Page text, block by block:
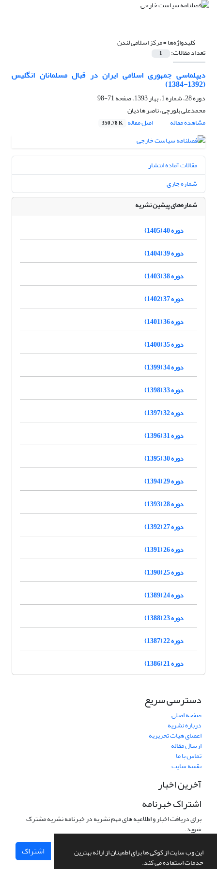
این وب سایت از کوکی ها برای اطمینان از ارائه بهترین
خدمات استفاده می کند.
کلیدواژه‌ها =مرکز اسلامی لندن
تعداد مقالات: 1
دیپلماسی جمهوری اسلامی ایران در قبال مسلمانان انگلیس
(1392-1384)
دوره 28، شماره 1، بهار 1393، صفحه
71-98
محمدعلی بلورچی، ناصر‌ هادیان
مشاهده مقاله
اصل مقاله 350.78 K
مقالات آماده انتشار
شماره جاری
شماره‌های پیشین نشریه
دوره 40 (1405)
دوره 39 (1404)
دوره 38 (1403)
دوره 37 (1402)
دوره 36 (1401)
دوره 35 (1400)
دوره 34 (1399)
دوره 33 (1398)
دوره 32 (1397)
دوره 31 (1396)
دوره 30 (1395)
دوره 29 (1394)
دوره 28 (1393)
دوره 27 (1392)
دوره 26 (1391)
دوره 25 (1390)
دوره 24 (1389)
دوره 23 (1388)
دوره 22 (1387)
دوره 21 (1386)
دسترسی سریع
صفحه اصلی
درباره نشریه
اعضای هیات تحریریه
ارسال مقاله
تماس با ما
نقشه سایت
آخرین اخبار
اشتراک خبرنامه
برای دریافت اخبار و اطلاعیه های مهم نشریه در خبرنامه نشریه مشترک
شوید.
اشتراک